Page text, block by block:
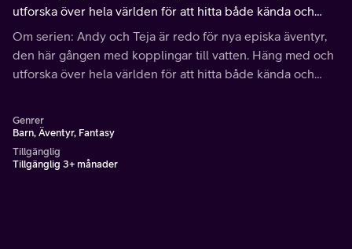
utforska över hela världen för att hitta både kända och
okända vattenlevande djur!
Om serien: Andy och Teja är redo för nya episka äventyr,
den här gången med kopplingar till vatten. Häng med och
utforska över hela världen för att hitta både kända och
Genrer
Barn, Äventyr, Fantasy
Tillgänglig
Tillgänglig 3+ månader